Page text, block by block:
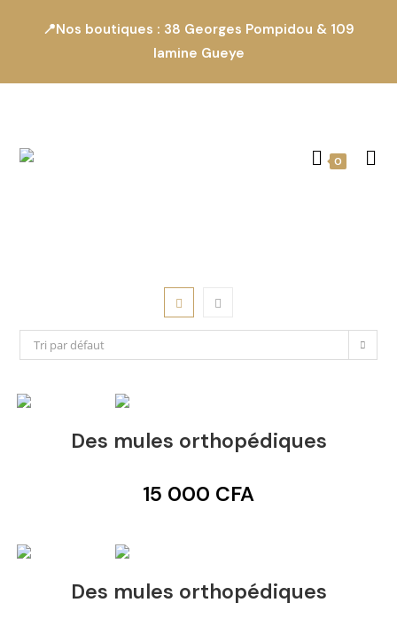
📍Nos boutiques : 38 Georges Pompidou & 109
lamine Gueye
0
Tri par défaut
Des mules orthopédiques
15 000 CFA
Des mules orthopédiques